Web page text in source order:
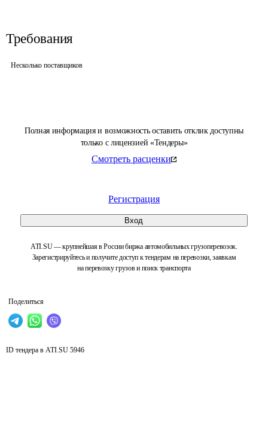
Полная информация и возможность оставить отклик доступны
только с лицензией «Тендеры»
Смотреть расценки
Регистрация
Вход
ATI.SU — крупнейшая в России биржа автомобильных грузоперевозок.
Зарегистрируйтесь и получите доступ к тендерам на перевозки, заявкам
на перевозку грузов и поиск транспорта
Поделиться
Требования
Несколько поставщиков
ID тендера в ATI.SU 5946